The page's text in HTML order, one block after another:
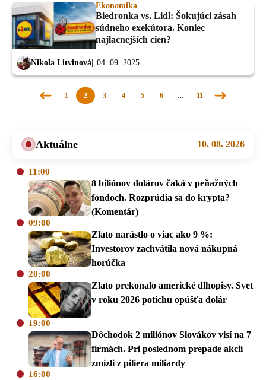
Ekonomika
Biedronka vs. Lidl: Šokujúci zásah
súdneho exekútora. Koniec
najlacnejších cien?
Nikola Litvinová 04. 09. 2025
Predchádzajúca
1 2 3 4 5 6 … 11
Nasledujúca
Aktuálne 10. 08. 2026
11:00
8 biliónov dolárov čaká v peňažných
fondoch. Rozprúdia sa do krypta?
(Komentár)
09:00
Zlato narástlo o viac ako 9 %:
Investorov zachvátila nová nákupná
horúčka
20:00
Zlato prekonalo americké dlhopisy. Svet
v roku 2026 potichu opúšťa dolár
19:00
Dôchodok 2 miliónov Slovákov visí na 7
firmách. Pri poslednom prepade akcií
zmizli z piliera miliardy
16:00